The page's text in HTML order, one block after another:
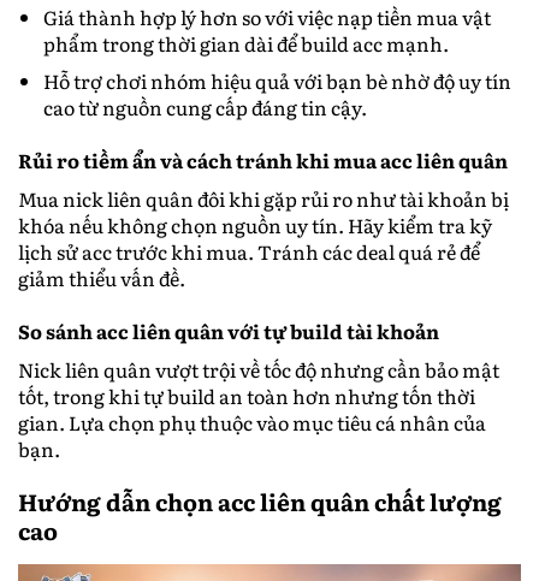
Giá thành hợp lý hơn so với việc nạp tiền mua vật
phẩm trong thời gian dài để build acc mạnh.
Hỗ trợ chơi nhóm hiệu quả với bạn bè nhờ độ uy tín
cao từ nguồn cung cấp đáng tin cậy.
Rủi ro tiềm ẩn và cách tránh khi mua acc liên quân
Mua nick liên quân đôi khi gặp rủi ro như tài khoản bị
khóa nếu không chọn nguồn uy tín. Hãy kiểm tra kỹ
lịch sử acc trước khi mua. Tránh các deal quá rẻ để
giảm thiểu vấn đề.
So sánh acc liên quân với tự build tài khoản
Nick liên quân vượt trội về tốc độ nhưng cần bảo mật
tốt, trong khi tự build an toàn hơn nhưng tốn thời
gian. Lựa chọn phụ thuộc vào mục tiêu cá nhân của
bạn.
Hướng dẫn chọn acc liên quân chất lượng
cao